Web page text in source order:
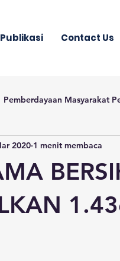
Publikasi Contact Us
Pemberdayaan Masyarakat
2020 1 menit membaca